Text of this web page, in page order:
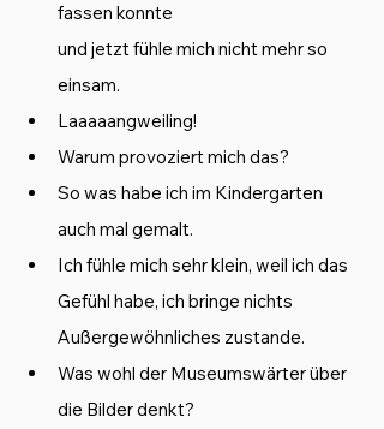
fassen konnte
und jetzt fühle mich nicht mehr so
einsam.
Laaaaangweiling!
Warum provoziert mich das?
So was habe ich im Kindergarten
auch mal gemalt.
Ich fühle mich sehr klein, weil ich das
Gefühl habe, ich bringe nichts
Außergewöhnliches zustande.
Was wohl der Museumswärter über
die Bilder denkt?